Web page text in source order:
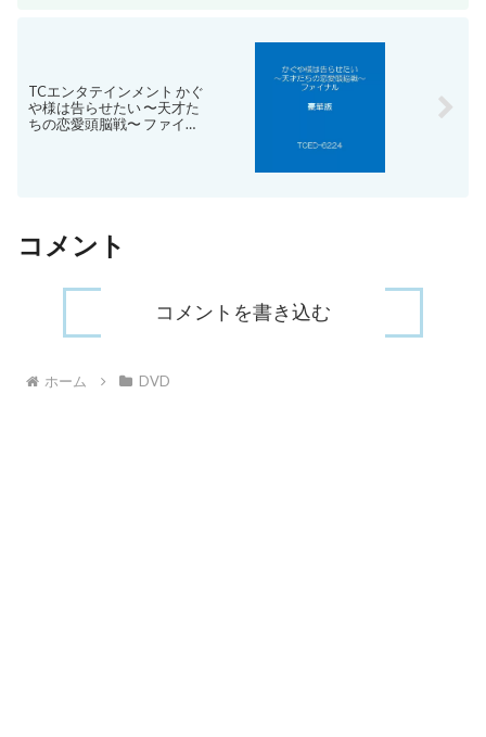
TCエンタテインメント かぐ
や様は告らせたい 〜天才た
ちの恋愛頭脳戦〜 ファイナ
コメント
コメントを書き込む
ホーム DVD